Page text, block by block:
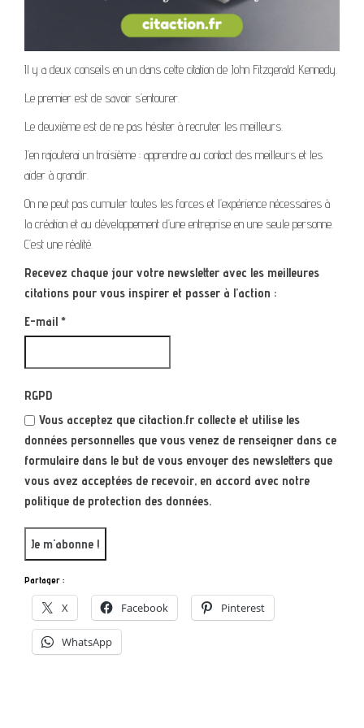
Il y a deux conseils en un dans cette citation de John Fitzgerald Kennedy.
Le premier est de savoir s’entourer.
Le deuxième est de ne pas hésiter à recruter les meilleurs.
J’en rajouterai un troisième : apprendre au contact des meilleurs et les
aider à grandir.
On ne peut pas cumuler toutes les forces et l’expérience nécessaires à
la création et au développement d’une entreprise en une seule personne.
C’est une réalité.
Recevez chaque jour votre newsletter avec les meilleures
citations pour vous inspirer et passer à l’action :
E-mail *
RGPD
Vous acceptez que citaction.fr collecte et utilise les
données personnelles que vous venez de renseigner dans ce
formulaire dans le but de vous envoyer des newsletters que
vous avez acceptées de recevoir, en accord avec notre
politique de protection des données.
Partager :
X Facebook Pinterest
WhatsApp